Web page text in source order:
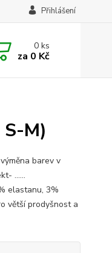
Přihlášení
0ks
za 0 Kč
M)
barev v
......
elastanu, 3%
větší prodyšnost a